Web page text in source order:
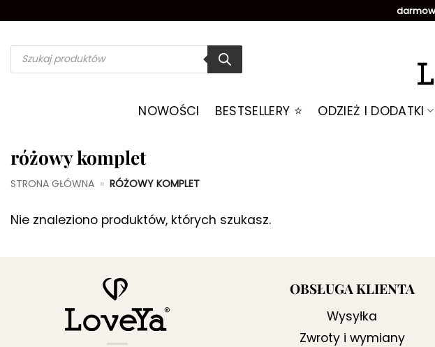
zawartości
Wyszukiwarka
produktów
NOWOŚCI BESTSELLERY ⭐️ ODZIEŻ I DODATKI
różowy komplet
STRONA GŁÓWNA » RÓŻOWY KOMPLET
Nie znaleziono produktów, których szukasz.
OBSŁUGA KLIENTA
Wysyłka
Zwroty i wymiany